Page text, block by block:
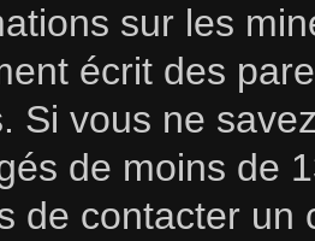
sur les
écrit des
Si vous ne
de moins de
de contacter un